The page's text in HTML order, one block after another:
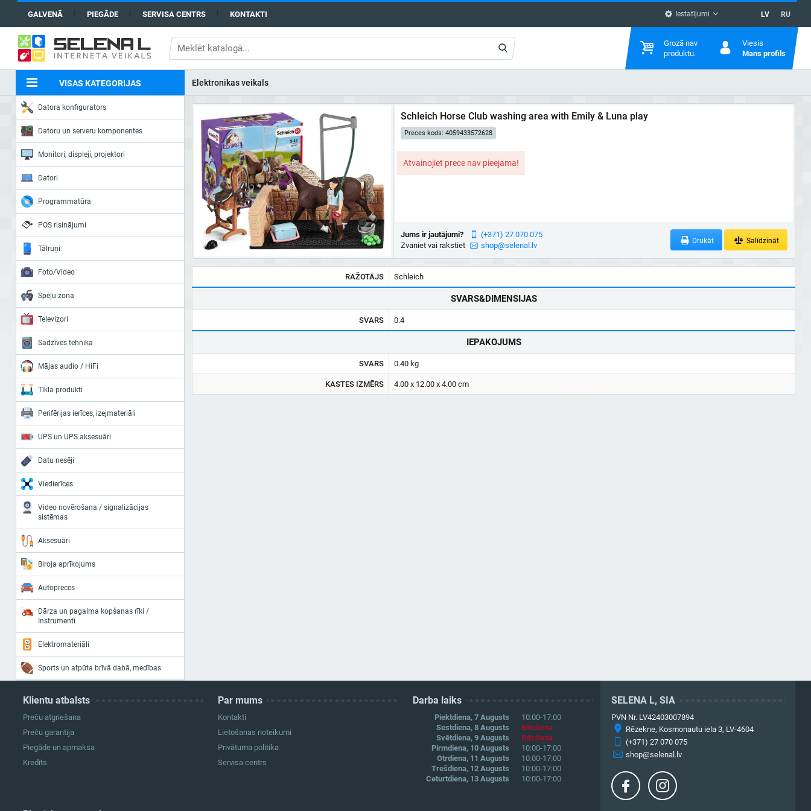
GALVENĀ PIEGĀDE SERVISA CENTRS KONTAKTI Iestatījumi LV RU
Grozā nav
produktu.
Viesis
Mans profils
VISAS KATEGORIJAS Elektronikas veikals
Datora konfigurators
Datoru un serveru komponentes
Monitori, displeji, projektori
Datori
Programmatūra
POS risinājumi
Tālruņi
Foto/Video
Spēļu zona
Televizori
Sadzīves tehnika
Mājas audio / HiFi
Tīkla produkti
Perifērijas ierīces, izejmateriāli
UPS un UPS aksesuāri
Datu nesēji
Viedierīces
Video novērošana / signalizācijas
sistēmas
Aksesuāri
Biroja aprīkojums
Autopreces
Dārza un pagalma kopšanas rīki /
Instrumenti
Elektromateriāli
Sports un atpūta brīvā dabā, medības
Schleich Horse Club washing area with Emily & Luna play
Preces kods: 4059433572628
Atvainojiet prece nav pieejama!
Jums ir jautājumi?
Zvaniet vai rakstiet
(+371) 27 070 075
shop@selenal.lv
Drukāt Salīdzināt
RAŽOTĀJS Schleich
SVARS&DIMENSIJAS
SVARS 0.4
IEPAKOJUMS
SVARS 0.40 kg
KASTES IZMĒRS 4.00 x 12.00 x 4.00 cm
Klientu atbalsts
Preču atgriešana
Preču garantija
Piegāde un apmaksa
Kredīts
Par mums
Kontakti
Lietošanas noteikumi
Privātuma politika
Servisa centrs
Darba laiks
Piektdiena, 7 Augusts
10:00-17:00
Sestdiena, 8 Augusts
Brīvdiena
Svētdiena, 9 Augusts
Brīvdiena
Pirmdiena, 10 Augusts
10:00-17:00
Otrdiena, 11 Augusts
10:00-17:00
Trešdiena, 12 Augusts
10:00-17:00
Ceturtdiena, 13 Augusts
10:00-17:00
SELENA L, SIA
PVN Nr. LV42403007894
Rēzekne, Kosmonautu iela 3, LV-4604
(+371) 27 070 075
shop@selenal.lv